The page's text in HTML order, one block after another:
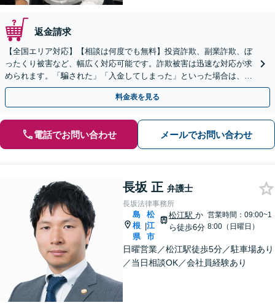
返金請求
【全国エリア対応】【相談は何度でも無料】投資詐欺、副業詐欺、ぼ
ったくり被害など、幅広く対応可能です。詐欺被害は迅速な対応が求
められます。「騙された」「入金してしまった」といった場合は、お
早めにご相談ください。【電話・メール・WEB相談可】
料金表を見る
電話でお問い合わせ メールでお問い合わせ
長坂 正 弁護士
長坂法律事務所
島
根
県
|
松
江
市
松江駅 か
ら徒歩6分
営業時間：09:00~1
8:00（日曜日）
日曜営業／松江駅徒歩5分／駐車場あり
／当日相談OK／会社員経験あり